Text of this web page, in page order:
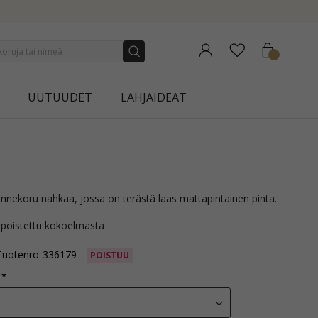
UUTUUDET LAHJAIDEAT
nahkaa, jossa on terästä laas mattapintainen pinta.
poistettu kokoelmasta
336179 POISTUU